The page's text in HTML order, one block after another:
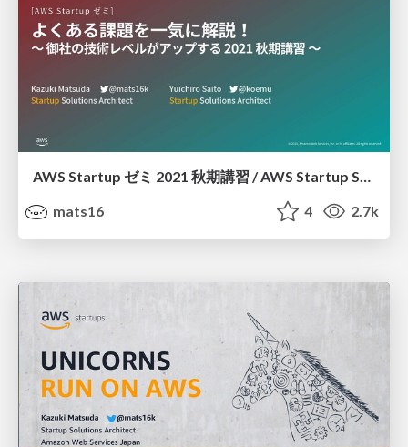
AWS Startup ゼミ 2021 秋期講習 / AWS Startup Seminar 2021 Autumn class - AWS Dev Day
mats16
4 2.7k